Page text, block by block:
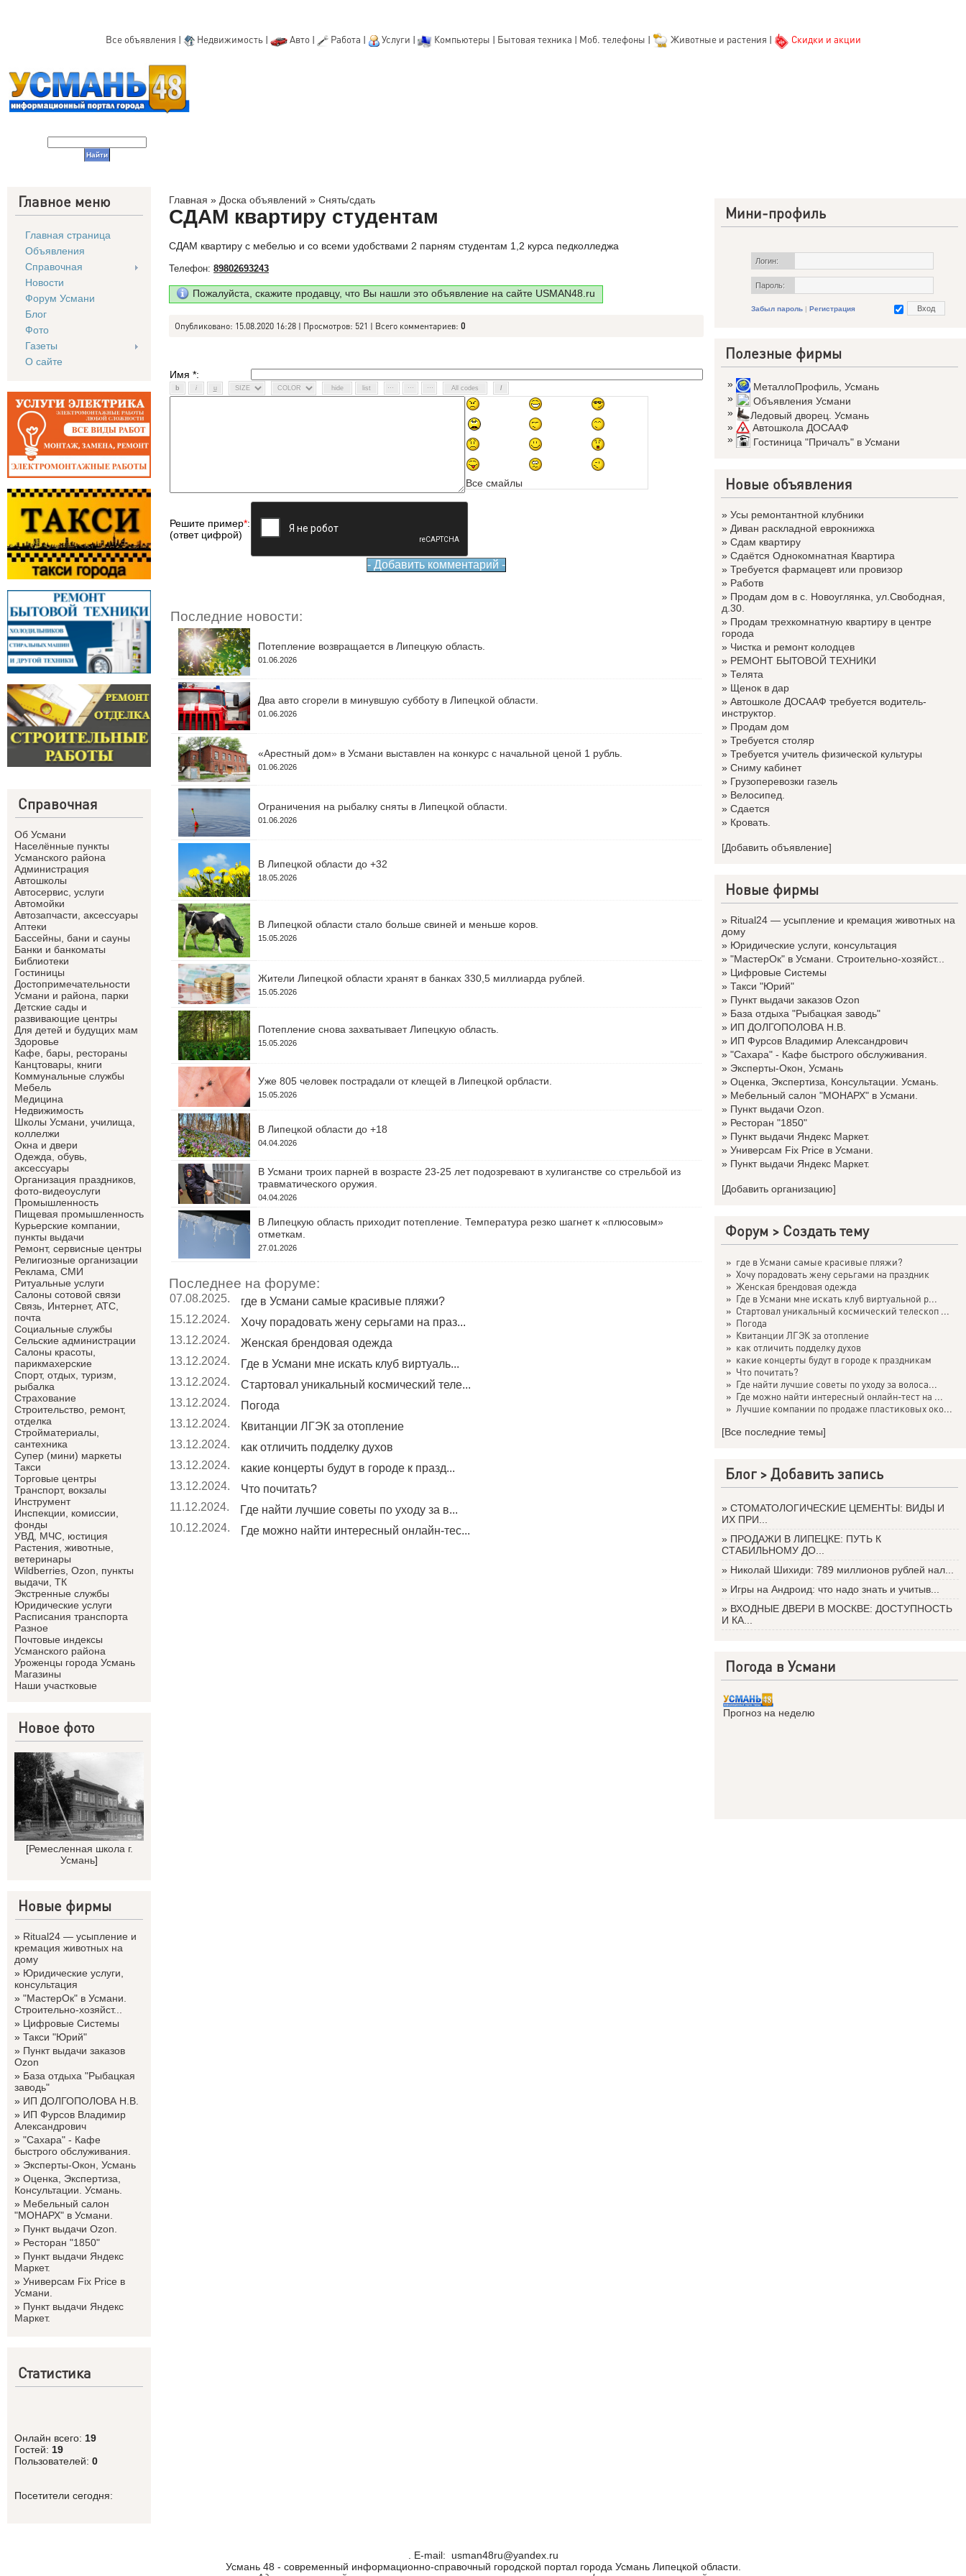
Все объявления | Недвижимость | Авто| Работа | Услуги | Компьютеры | Бытовая техника | Моб. телефоны | Животные и растения | Скидки и акции
Главное меню
Главная страница
Объявления
Справочная
Новости
Форум Усмани
Блог
Фото
Газеты
О сайте
Справочная
Об Усмани
Населённые пункты
Усманского района
Администрация
Автошколы
Автосервис, услуги
Автомойки
Автозапчасти, аксессуары
Аптеки
Бассейны, бани и сауны
Банки и банкоматы
Библиотеки
Гостиницы
Достопримечательности
Усмани и района, парки
Детские сады и
развивающие центры
Для детей и будущих мам
Здоровье
Кафе, бары, рестораны
Канцтовары, книги
Коммунальные службы
Мебель
Медицина
Недвижимость
Школы Усмани, училища,
коллелжи
Окна и двери
Одежда, обувь,
аксессуары
Организация праздников,
фото-видеоуслуги
Промышленность
Пищевая промышленность
Курьерские компании,
пункты выдачи
Ремонт, сервисные центры
Религиозные организации
Реклама, СМИ
Ритуальные услуги
Салоны сотовой связи
Связь, Интернет, АТС,
почта
Социальные службы
Сельские администрации
Салоны красоты,
парикмахерские
Спорт, отдых, туризм,
рыбалка
Страхование
Строительство, ремонт,
отделка
Cтройматериалы,
сантехника
Супер (мини) маркеты
Такси
Торговые центры
Транспорт, вокзалы
Инструмент
Инспекции, комиссии,
фонды
УВД, МЧС, юстиция
Растения, животные,
ветеринары
Wildberries, Ozon, пункты
выдачи, ТК
Экстренные службы
Юридические услуги
Расписания транспорта
Разное
Почтовые индексы
Усманского района
Уроженцы города Усмань
Магазины
Наши участковые
Новое фото
[Ремесленная школа г.
Усмань]
Новые фирмы
» Ritual24 — усыпление и
кремация животных на
дому
» Юридические услуги,
консультация
» "МастерОк" в Усмани.
Строительно-хозяйст...
» Цифровые Системы
» Такси "Юрий"
» Пункт выдачи заказов
Ozon
» База отдыха "Рыбацкая
заводь"
» ИП ДОЛГОПОЛОВА Н.В.
» ИП Фурсов Владимир
Александрович
» "Сахара" - Кафе
быстрого обслуживания.
» Эксперты-Окон, Усмань
» Оценка, Экспертиза,
Консультации. Усмань.
» Мебельный салон
"МОНАРХ" в Усмани.
» Пункт выдачи Ozon.
» Ресторан "1850"
» Пункт выдачи Яндекс
Маркет.
» Универсам Fix Price в
Усмани.
» Пункт выдачи Яндекс
Маркет.
Статистика
Онлайн всего: 19
Гостей: 19
Пользователей: 0
Посетители сегодня:
Главная » Доска объявлений » Снять/сдать
СДАМ квартиру студентам
СДАМ квартиру с мебелью и со всеми удобствами 2 парням студентам 1,2 курса педколледжа
Телефон: 89802693243
Пожалуйста, скажите продавцу, что Вы нашли это объявление на сайте USMAN48.ru
Опубликовано: 15.08.2020 16:28 | Просмотров: 521 | Всего комментариев: 0
Имя *:
Все смайлы
Решите пример*:
(ответ цифрой)
Последние новости:
Потепление возвращается в Липецкую область.
01.06.2026
Два авто сгорели в минувшую субботу в Липецкой области.
01.06.2026
«Арестный дом» в Усмани выставлен на конкурс с начальной ценой 1 рубль.
01.06.2026
Ограничения на рыбалку сняты в Липецкой области.
01.06.2026
В Липецкой области до +32
18.05.2026
В Липецкой области стало больше свиней и меньше коров.
15.05.2026
Жители Липецкой области хранят в банках 330,5 миллиарда рублей.
15.05.2026
Потепление снова захватывает Липецкую область.
15.05.2026
Уже 805 человек пострадали от клещей в Липецкой орбласти.
15.05.2026
В Липецкой области до +18
04.04.2026
В Усмани троих парней в возрасте 23-25 лет подозревают в хулиганстве со стрельбой из
травматического оружия.
04.04.2026
В Липецкую область приходит потепление. Температура резко шагнет к «плюсовым»
отметкам.
27.01.2026
Последнее на форуме:
07.08.2025.
где в Усмани самые красивые пляжи?
15.12.2024.
Хочу порадовать жену серьгами на праз...
13.12.2024.
Женская брендовая одежда
13.12.2024.
Где в Усмани мне искать клуб виртуаль...
13.12.2024.
Стартовал уникальный космический теле...
13.12.2024.
Погода
13.12.2024.
Квитанции ЛГЭК за отопление
13.12.2024.
как отличить подделку духов
13.12.2024.
какие концерты будут в городе к празд...
13.12.2024.
Что почитать?
11.12.2024.
Где найти лучшие советы по уходу за в...
10.12.2024.
Где можно найти интересный онлайн-тес...
Мини-профиль
Логин:
Пароль:
Забыл пароль | Регистрация
Полезные фирмы
» МеталлоПрофиль Усмань
»
Объявления Усмани
»
Ледовый дворец. Усмань
»
Автошкола ДОСААФ
»
Гостиница "Причалъ" в Усмани
Новые объявления
» Усы ремонтантной клубники
» Диван раскладной еврокнижка
» Сдам квартиру
» Сдаётся Однокомнатная Квартира
» Требуется фармацевт или провизор
» Работв
» Продам дом в с. Новоуглянка, ул.Свободная,
д.30.
» Продам трехкомнатную квартиру в центре
города
» Чистка и ремонт колодцев
» РЕМОНТ БЫТОВОЙ ТЕХНИКИ
» Телята
» Щенок в дар
» Автошколе ДОСААФ требуется водитель-
инструктор.
» Продам дом
» Требуется столяр
» Требуется учитель физической культуры
» Сниму кабинет
» Грузоперевозки газель
» Велосипед.
» Сдается
» Кровать.
[Добавить объявление]
Новые фирмы
» Ritual24 — усыпление и кремация животных на
дому
» Юридические услуги, консультация
» "МастерОк" в Усмани. Строительно-хозяйст...
» Цифровые Системы
» Такси "Юрий"
» Пункт выдачи заказов Ozon
» База отдыха "Рыбацкая заводь"
» ИП ДОЛГОПОЛОВА Н.В.
» ИП Фурсов Владимир Александрович
» "Сахара" - Кафе быстрого обслуживания.
» Эксперты-Окон, Усмань
» Оценка, Экспертиза, Консультации. Усмань.
» Мебельный салон "МОНАРХ" в Усмани.
» Пункт выдачи Ozon.
» Ресторан "1850"
» Пункт выдачи Яндекс Маркет.
» Универсам Fix Price в Усмани.
» Пункт выдачи Яндекс Маркет.
[Добавить организацию]
Форум > Создать тему
» где в Усмани самые красивые пляжи?
» Хочу порадовать жену серьгами на праздник
» Женская брендовая одежда
» Где в Усмани мне искать клуб виртуальной р...
» Стартовал уникальный космический телескоп ...
» Погода
» Квитанции ЛГЭК за отопление
» как отличить подделку духов
» какие концерты будут в городе к праздникам
» Что почитать?
» Где найти лучшие советы по уходу за волоса...
» Где можно найти интересный онлайн-тест на ...
» Лучшие компании по продаже пластиковых око...
[Все последние темы]
Блог >Добавить запись
» СТОМАТОЛОГИЧЕСКИЕ ЦЕМЕНТЫ: ВИДЫ И
ИХ ПРИ...
» ПРОДАЖИ В ЛИПЕЦКЕ: ПУТЬ К
СТАБИЛЬНОМУ ДО...
» Николай Шихиди: 789 миллионов рублей нал...
» Игры на Андроид: что надо знать и учитыв...
» ВХОДНЫЕ ДВЕРИ В МОСКВЕ: ДОСТУПНОСТЬ
И КА...
Погода в Усмани
Прогноз на неделю
. Е-mail: usman48ru@yandex.ru
Усмань 48 - современный информационно-справочный городской портал города Усмань Липецкой области.